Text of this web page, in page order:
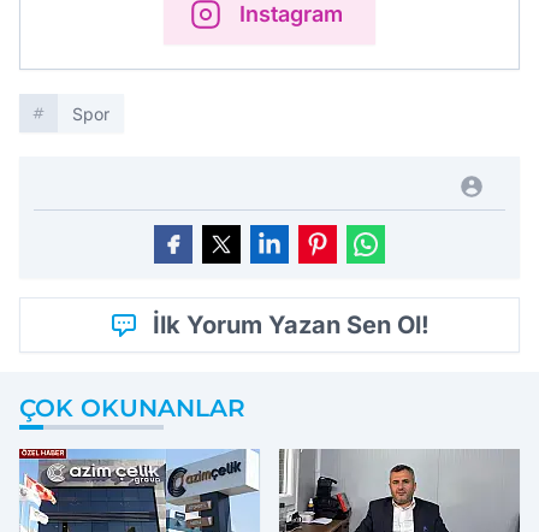
Instagram
Spor
İlk Yorum Yazan Sen Ol!
ÇOK OKUNANLAR